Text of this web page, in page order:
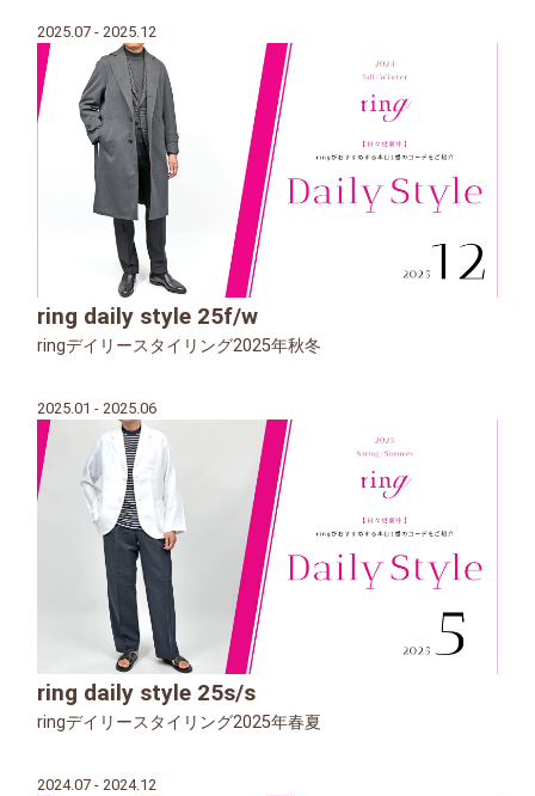
2025.07 - 2025.12
ring daily style 25f/w
ringデイリースタイリング2025年秋冬
2025.01 - 2025.06
ring daily style 25s/s
ringデイリースタイリング2025年春夏
2024.07 - 2024.12